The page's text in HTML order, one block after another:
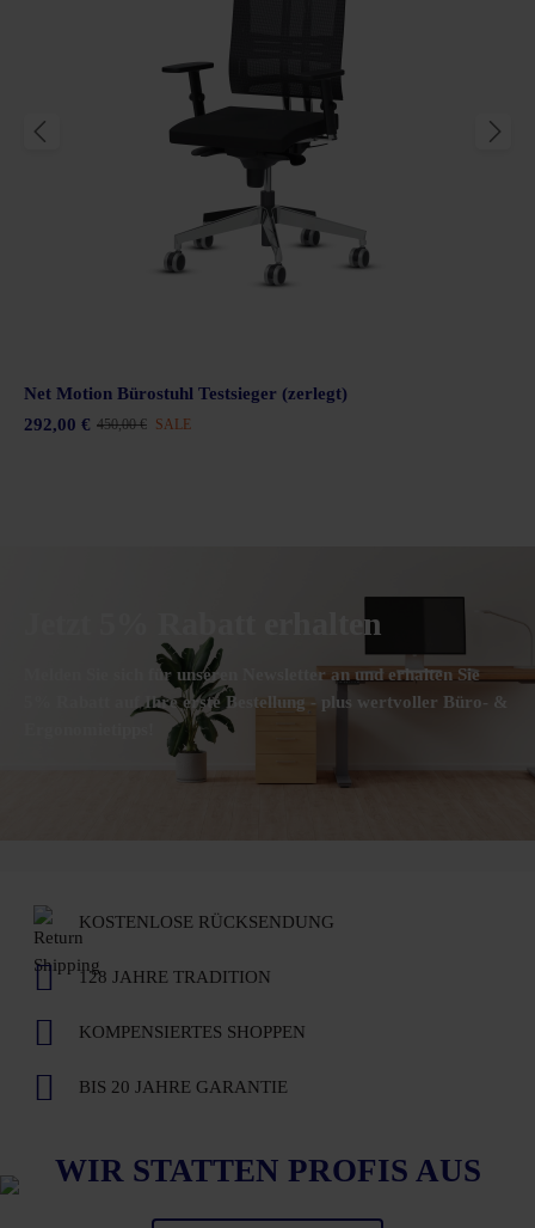
Net Motion Bürostuhl Testsieger (zerlegt)
292,00 € 450,00 € SALE
Jetzt 5% Rabatt erhalten
Melden Sie sich für unseren Newsletter an und erhalten Sie
5% Rabatt auf Ihre erste Bestellung - plus wertvoller Büro- &
KOSTENLOSE RÜCKSENDUNG
128 JAHRE TRADITION
KOMPENSIERTES SHOPPEN
BIS 20 JAHRE GARANTIE
WIR STATTEN PROFIS AUS